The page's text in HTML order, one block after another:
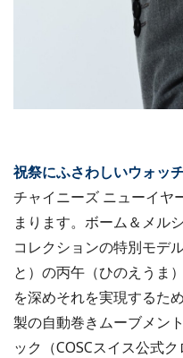
祝祭にふさわしいウォッ
チャイニーズ ニューイヤ
まります。ボーム＆メル
コレクションの特別モデ
と）の丙午（ひのえうま
を深めそれを実現するた
製の自動巻きムーブメン
ック（COSCスイス公式